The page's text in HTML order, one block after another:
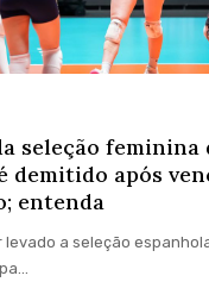
seleção feminina
demitido após
entenda
levado a seleção